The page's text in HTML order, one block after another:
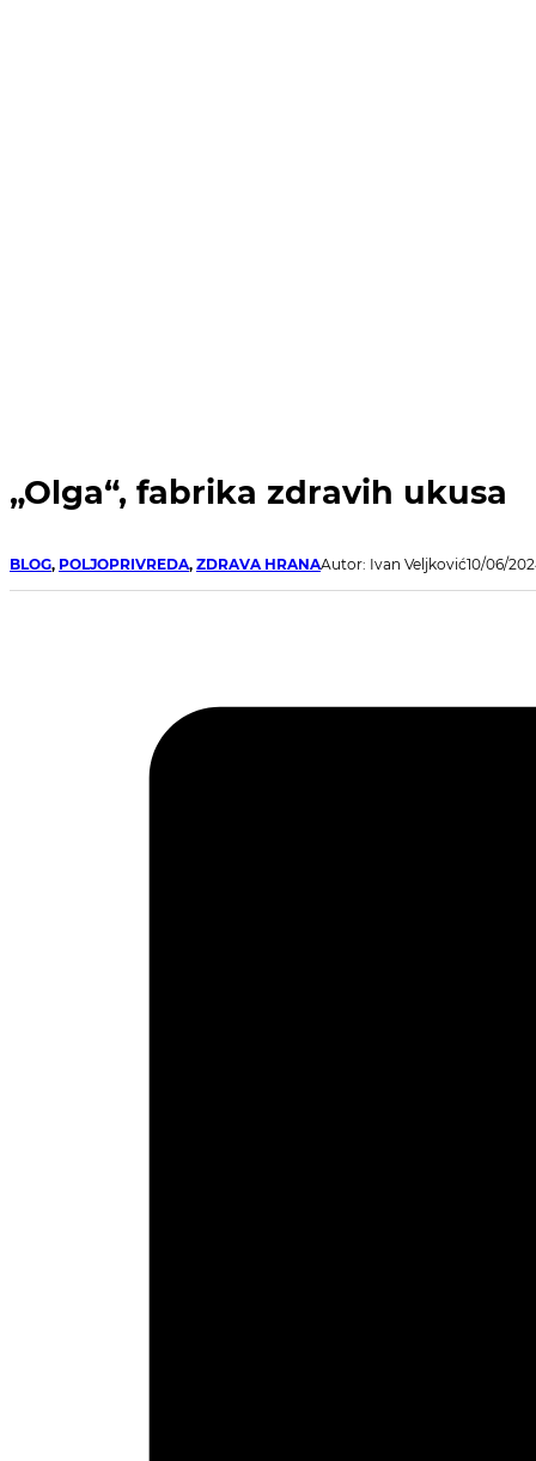
„Olga“, fabrika zdravih ukusa
BLOG, POLJOPRIVREDA, ZDRAVA HRANAAutor: Ivan Veljković10/06/